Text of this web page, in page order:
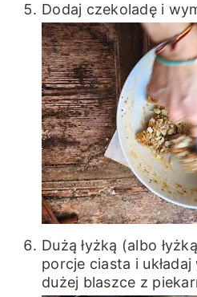
Dodaj czekoladę i
Dużą łyżką (albo
porcje ciasta i
dużej blaszce z